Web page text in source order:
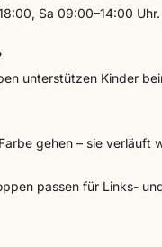
Sa 09:00–14:00 Uhr.
unterstützen Kinder
gehen – sie verläuft
passen für Links-